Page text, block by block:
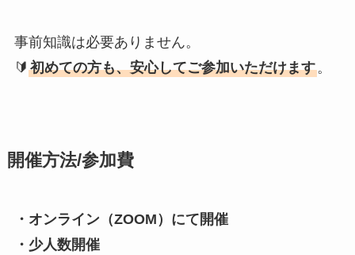
事前知識は必要ありません。
🔰 初めての方も、安心してご参加いただけます。
開催方法/参加費
・オンライン（ZOOM）にて開催
・少人数開催